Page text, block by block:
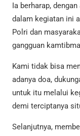
Ia berharap,
dalam kegiatan ini
Polri dan
gangguan
Kami tidak bisa
adanya doa,
untuk itu melalui
demi terciptanya
Selanjutnya,